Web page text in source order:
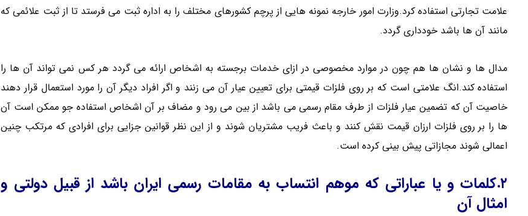
علامت تجارتی استفاده کرد.وزارت امور خارجه نمونه هایی از پرچم کشورهای مختلف را به اداره ثبت می فرستد تا از ثبت علائمی که
مانند آن ها باشد خودداری گردد.
مدال ها و نشان ها هم چون در موارد مخصوصی در ازای خدمات برجسته به اشخاص ارائه می گردد هر کس نمی تواند آن ها را
استفاده کند.انگ علامتی است که بر روی فلزات قیمتی برای تعیین عیار آن می زنند و اگر افراد دیگر آن را مورد استعمال قرار دهند
خاصیت آن که تضمین عیار فلزات از طرف مقام رسمی می باشد از بین می رود و مضاف بر آن اشخاص استفاده جو ممکن است آن
ها را بر روی فلزات ارزان قیمت نقش کنند و باعث فریب مشتریان شوند و از این نظر قوانین جزایی برای افرادی که مرتکب چنین
اعمالی شوند مجازاتی پیش بینی کرده است.
۲.کلمات و یا عباراتی که موهم انتساب به مقامات رسمی ایران باشد از قبیل دولتی و
امثال آن